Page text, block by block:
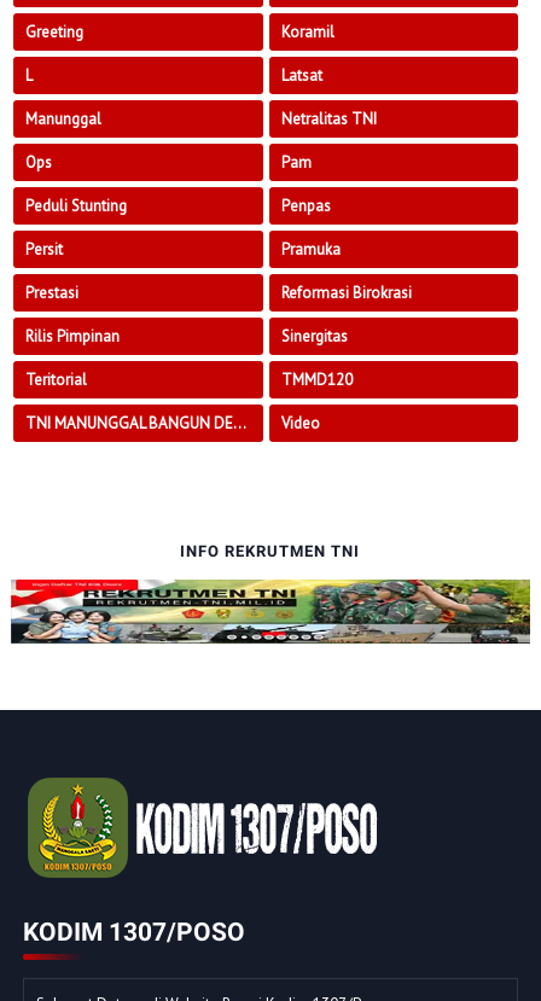
Greeting Koramil
L Latsat
Manunggal Netralitas TNI
Ops Pam
Peduli Stunting Penpas
Persit Pramuka
Prestasi Reformasi Birokrasi
Rilis Pimpinan Sinergitas
Teritorial TMMD120
TNI MANUNGGAL BANGUN DESA Video
INFO REKRUTMEN TNI
KODIM 1307/POSO